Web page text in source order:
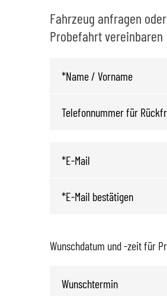
Fahrzeug anfragen oder
Probefahrt vereinbaren
Wunschdatum und -zeit für